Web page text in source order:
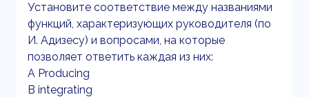
Установите соответствие между названиями
функций, характеризующих руководителя (по
И. Адизесу) и вопросами, на которые
позволяет ответить каждая из них:
A Producing
B integrating